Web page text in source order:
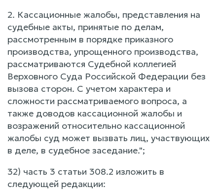
2. Кассационные жалобы, представления на
судебные акты, принятые по делам,
рассмотренным в порядке приказного
производства, упрощенного производства,
рассматриваются Судебной коллегией
Верховного Суда Российской Федерации без
вызова сторон. С учетом характера и
сложности рассматриваемого вопроса, а
также доводов кассационной жалобы и
возражений относительно кассационной
жалобы суд может вызвать лиц, участвующих
в деле, в судебное заседание.";
32) часть 3 статьи 308.2 изложить в
следующей редакции: